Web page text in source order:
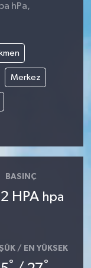
hPa,
Merkez
BASINÇ
HPA hpa
/ EN YÜKSEK
° °